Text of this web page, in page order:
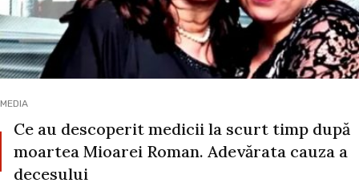
MEDIA
Ce au descoperit medicii la scurt timp după
moartea Mioarei Roman. Adevărata cauza a
decesului